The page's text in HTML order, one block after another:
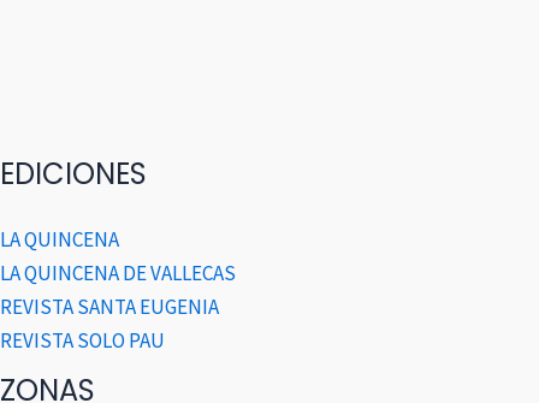
EDICIONES
LA QUINCENA
LA QUINCENA DE VALLECAS
REVISTA SANTA EUGENIA
REVISTA SOLO PAU
ZONAS